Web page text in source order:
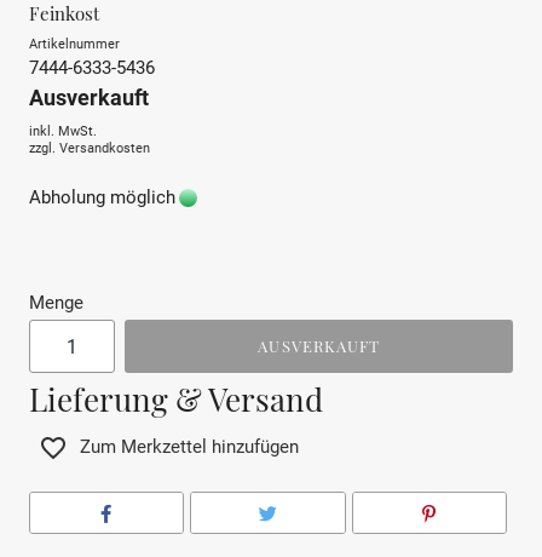
Feinkost
Artikelnummer
7444-6333-5436
Ausverkauft
inkl. MwSt.
zzgl. Versandkosten
Abholung möglich
Menge
AUSVERKAUFT
Lieferung & Versand
Zum Merkzettel hinzufügen